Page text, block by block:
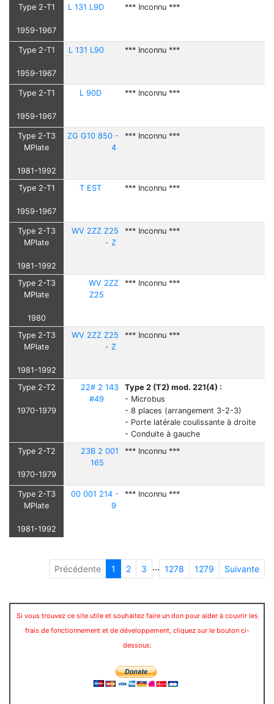
Type 2-T1
1959-1967
L 131 L9D *** Inconnu ***
Type 2-T1
1959-1967
L 131 L90 *** Inconnu ***
Type 2-T1
1959-1967
L 90D *** Inconnu ***
Type 2-T3
MPlate
1981-1992
ZG G10 850 -
4
*** Inconnu ***
Type 2-T1
1959-1967
T EST *** Inconnu ***
Type 2-T3
MPlate
1981-1992
WV 2ZZ Z25
- Z
*** Inconnu ***
Type 2-T3
MPlate
1980
WV 2ZZ
Z25
*** Inconnu ***
Type 2-T3
MPlate
1981-1992
WV 2ZZ Z25
- Z
*** Inconnu ***
Type 2-T2
1970-1979
22# 2 143
#49
Type 2 (T2) mod. 221(4) :
- Microbus
- 8 places (arrangement 3-2-3)
- Porte latérale coulissante à droite
- Conduite à gauche
Type 2-T2
1970-1979
23B 2 001
165
*** Inconnu ***
Type 2-T3
MPlate
1981-1992
00 001 214 -
9
*** Inconnu ***
Précédente 1 2 3 ... 1278 1279 Suivante
Si vous trouvez ce site utile et souhaitez faire un don pour aider à couvrir les
frais de fonctionnement et de développement, cliquez sur le bouton ci-
dessous: